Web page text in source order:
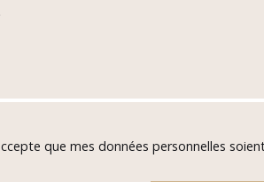
que mes données personnelles